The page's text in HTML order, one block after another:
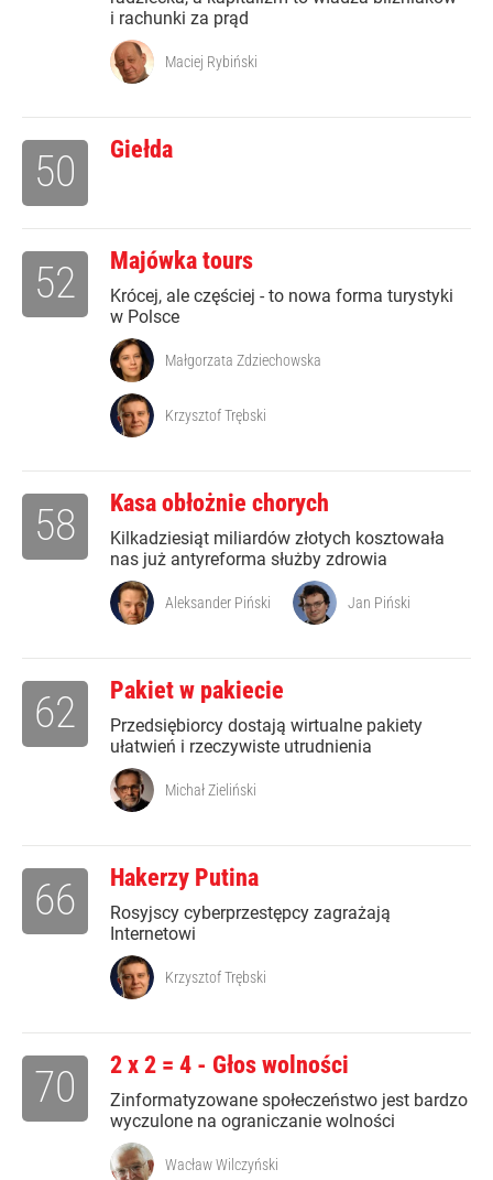
i rachunki za prąd
Maciej Rybiński
Giełda
50
Majówka tours
Krócej, ale częściej - to nowa forma turystyki
w Polsce
52
Małgorzata Zdziechowska
Krzysztof Trębski
Kasa obłożnie chorych
Kilkadziesiąt miliardów złotych kosztowała
nas już antyreforma służby zdrowia
58
Aleksander Piński Jan Piński
Pakiet w pakiecie
Przedsiębiorcy dostają wirtualne pakiety
ułatwień i rzeczywiste utrudnienia
62
Michał Zieliński
Hakerzy Putina
Rosyjscy cyberprzestępcy zagrażają
Internetowi
66
Krzysztof Trębski
2 x 2 = 4 - Głos wolności
Zinformatyzowane społeczeństwo jest bardzo
wyczulone na ograniczanie wolności
70
Wacław Wilczyński